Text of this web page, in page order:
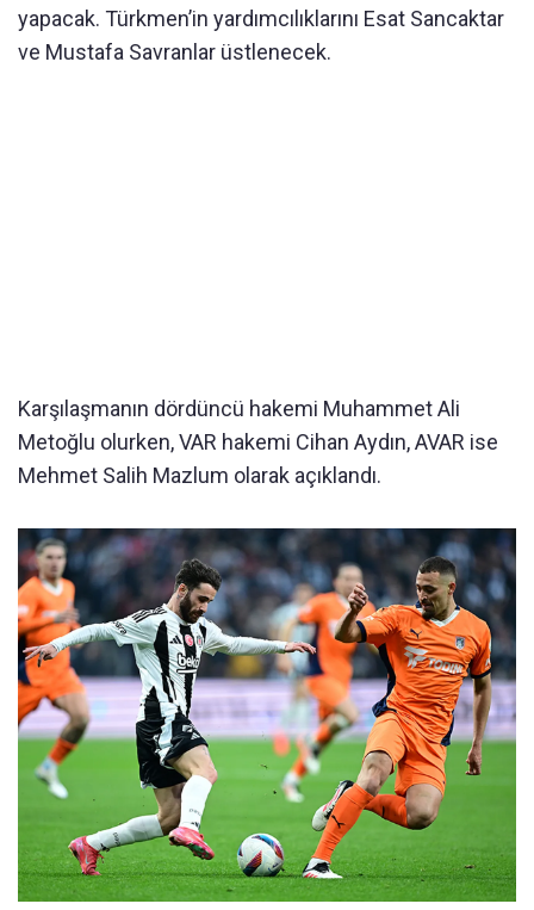
yapacak. Türkmen’in yardımcılıklarını Esat Sancaktar
ve Mustafa Savranlar üstlenecek.
Karşılaşmanın dördüncü hakemi Muhammet Ali
Metoğlu olurken, VAR hakemi Cihan Aydın, AVAR ise
Mehmet Salih Mazlum olarak açıklandı.